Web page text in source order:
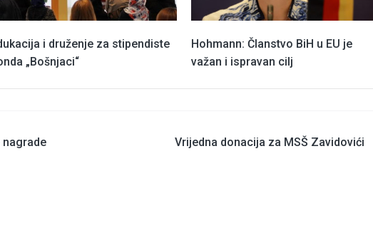
i druženje za stipendiste
„Bošnjaci“
Hohmann: Članstvo BiH u EU je
važan i ispravan cilj
nagrade
Vrijedna donacija za MSŠ Zavidovići